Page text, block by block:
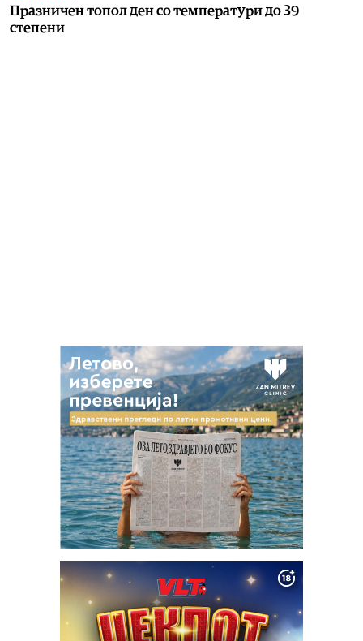
Празничен топол ден со температури до 39
степени